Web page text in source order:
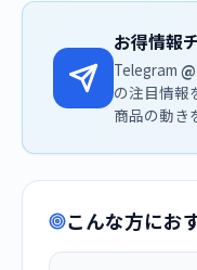
お得情報
Telegram
の注目情報
商品の動き
こんな方にお